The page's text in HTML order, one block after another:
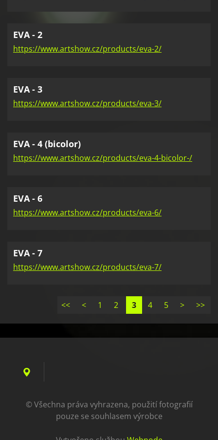
EVA - 2
https://www.artshow.cz/products/eva-2/
EVA - 3
https://www.artshow.cz/products/eva-3/
EVA - 4 (bicolor)
https://www.artshow.cz/products/eva-4-bicolor-/
EVA - 6
https://www.artshow.cz/products/eva-6/
EVA - 7
https://www.artshow.cz/products/eva-7/
<< < 1 2 3 4 5 > >>
© Všechna práva vyhrazena, použití fotografií
pouze se souhlasem výrobce